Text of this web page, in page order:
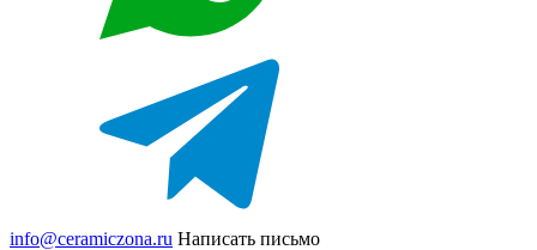
info@ceramiczona.ru Написать письмо